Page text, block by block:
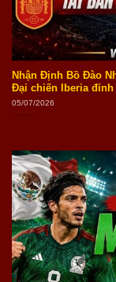
Nhận Định Bồ Đào
Đại chiến Iberia đỉnh
05/07/2026